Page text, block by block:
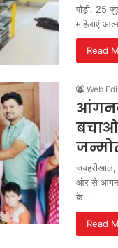
पौड़ी, 25
महिलाएं
Read
Web
जयहरीखाल,
ओर से
के…
Read